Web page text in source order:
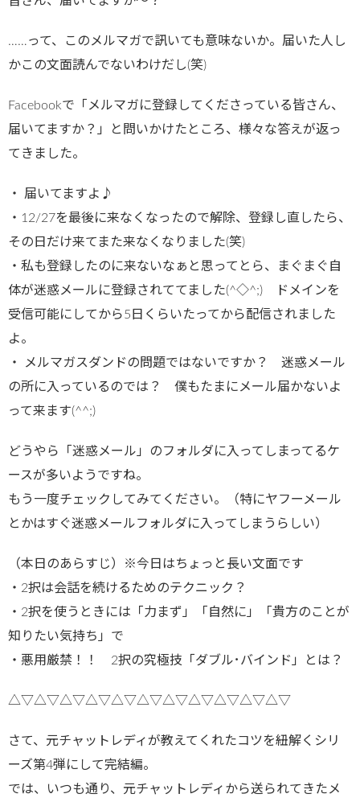
……って、このメルマガで訊いても意味ないか。届いた人し
かこの文面読んでないわけだし(笑)
Facebookで「メルマガに登録してくださっている皆さん、
届いてますか？」と問いかけたところ、様々な答えが返っ
てきました。
・ 届いてますよ♪
・12/27を最後に来なくなったので解除、登録し直したら、
その日だけ来てまた来なくなりました(笑)
・私も登録したのに来ないなぁと思ってとら、まぐまぐ自
体が迷惑メールに登録されててました(^◇^;) ドメインを
受信可能にしてから5日くらいたってから配信されました
よ。
・ メルマガスダンドの問題ではないですか？ 迷惑メール
の所に入っているのでは？ 僕もたまにメール届かないよ
って来ます(^^;)
どうやら「迷惑メール」のフォルダに入ってしまってるケ
ースが多いようですね。
もう一度チェックしてみてください。（特にヤフーメール
とかはすぐ迷惑メールフォルダに入ってしまうらしい）
（本日のあらすじ）※今日はちょっと長い文面です
・2択は会話を続けるためのテクニック？
・2択を使うときには「力まず」「自然に」「貴方のことが
知りたい気持ち」で
・悪用厳禁！！ 2択の究極技「ダブル･バインド」とは？
△▽△▽△▽△▽△▽△▽△▽△▽△▽△▽△▽
さて、元チャットレディが教えてくれたコツを紐解くシリ
ーズ第4弾にして完結編。
では、いつも通り、元チャットレディから送られてきたメ